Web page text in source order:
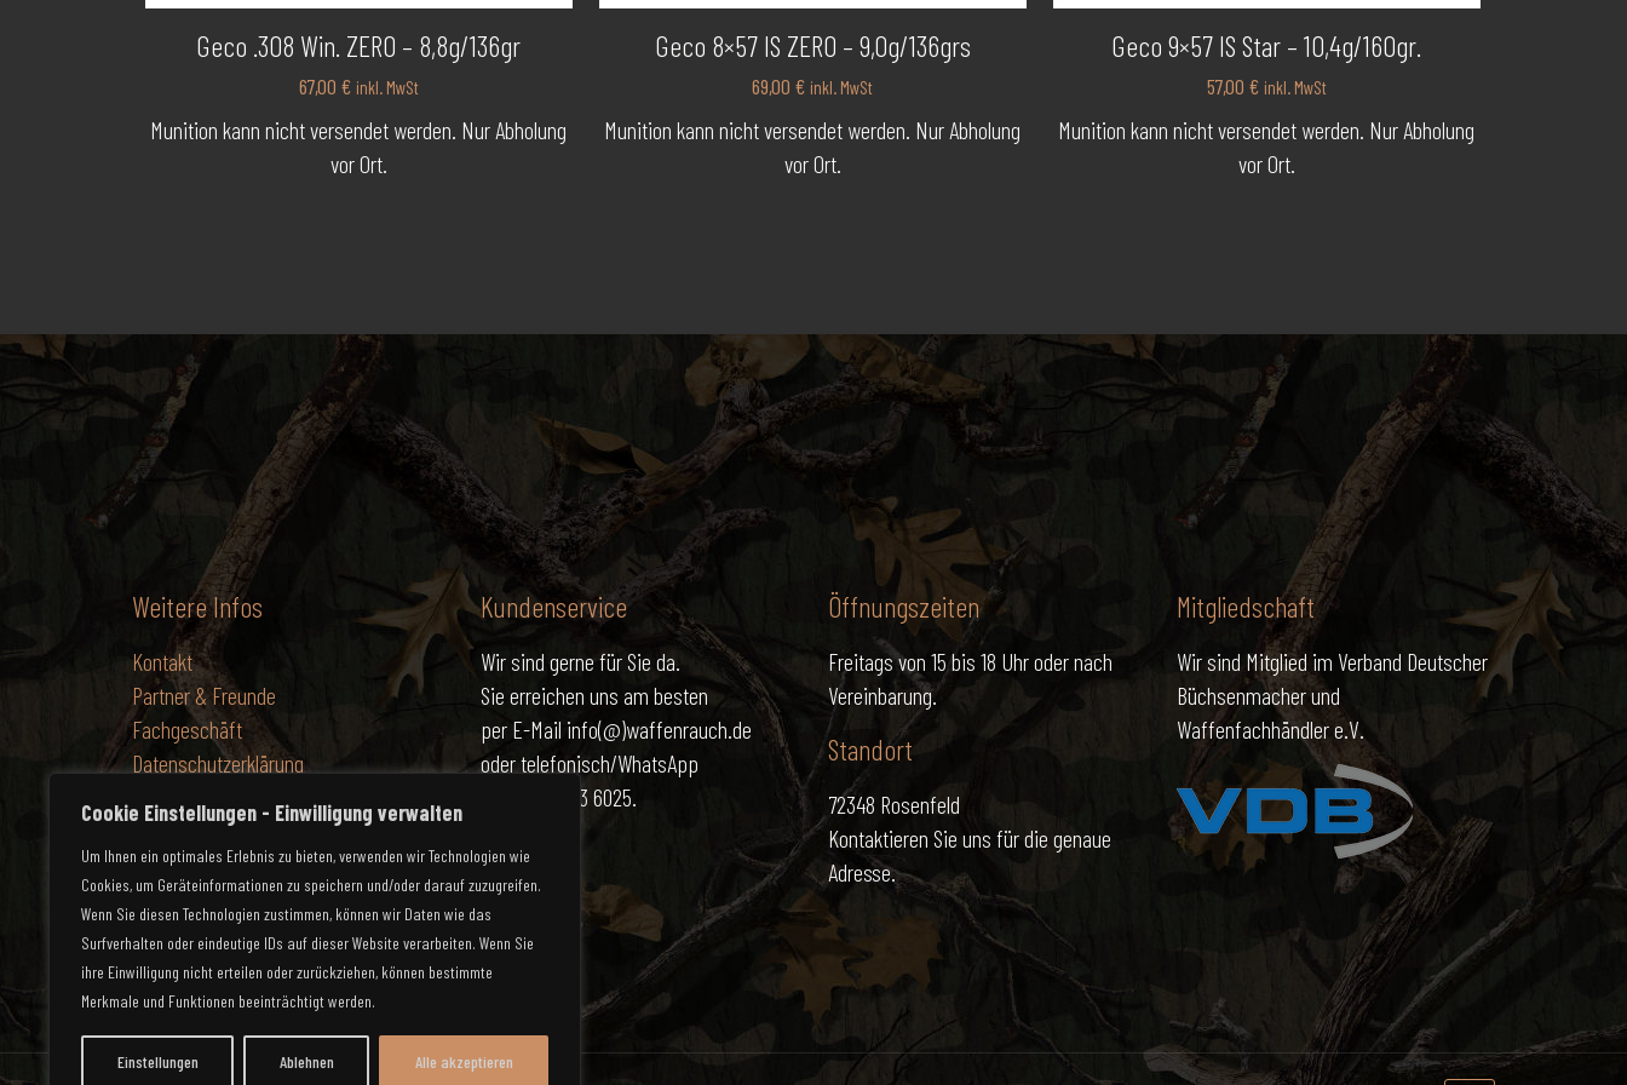
Cookie Einstellungen - Einwilligung verwalten
Um Ihnen ein optimales Erlebnis zu bieten, verwenden wir Technologien wie
Cookies, um Geräteinformationen zu speichern und/oder darauf zuzugreifen.
Wenn Sie diesen Technologien zustimmen, können wir Daten wie das
Surfverhalten oder eindeutige IDs auf dieser Website verarbeiten. Wenn Sie
ihre Einwilligung nicht erteilen oder zurückziehen, können bestimmte
Merkmale und Funktionen beeinträchtigt werden.
Einstellungen Ablehnen Alle akzeptieren
Swarovski Optik (1)
Geco .308 Win. ZERO – 8,8g/136gr
67,00 € inkl. MwSt
Munition kann nicht versendet werden. Nur Abholung
vor Ort.
Geco 8×57 IS ZERO – 9,0g/136grs
69,00€ inkl. MwSt
Munition kann nicht versendet werden. Nur Abholung
vor Ort.
Geco 9×57 IS Star – 10,4g/160gr.
57,00 € inkl. MwSt
Munition kann nicht versendet werden. Nur Abholung
vor Ort.
Weitere Infos
Kontakt
Partner & Freunde
Fachgeschäft
Datenschutzerklärung
Impressum
Vertrag widerrufen
Kundenservice
Wir sind gerne für Sie da.
Sie erreichen uns am besten
per E-Mail info(@)waffenrauch.de
oder telefonisch/WhatsApp
unter 0171 773 6025.
Öffnungszeiten
Freitags von 15 bis 18 Uhr oder nach
Vereinbarung.
Standort
72348 Rosenfeld
Kontaktieren Sie uns für die genaue
Adresse.
Mitgliedschaft
Wir sind Mitglied im Verband Deutscher
Büchsenmacher und
Waffenfachhändler e.V.